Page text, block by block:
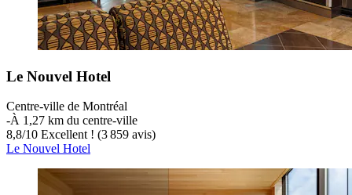
Le Nouvel Hotel
Centre-ville de Montréal
‐À 1,27 km du centre-ville
8,8/10 Excellent ! (3 859 avis)
Le Nouvel Hotel